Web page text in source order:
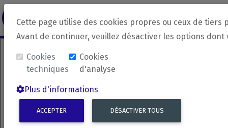
revirada Langue source Langue
Cette page utilise des cookies propres ou ceux de
Avant de continuer, veuillez désactiver les options dont
Cookies
techniques
Cookies
d'analyse
Plus d'informations
ACCEPTER DÉSACTIVER TOUS